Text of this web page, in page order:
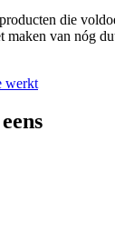
die
maken van nóg
werkt